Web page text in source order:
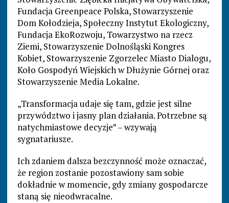
Fundacja Greenpeace Polska, Stowarzyszenie
Dom Kołodzieja, Społeczny Instytut Ekologiczny,
Fundacja EkoRozwoju, Towarzystwo na rzecz
Ziemi, Stowarzyszenie Dolnośląski Kongres
Kobiet, Stowarzyszenie Zgorzelec Miasto Dialogu,
Koło Gospodyń Wiejskich w Dłużynie Górnej oraz
Stowarzyszenie Media Lokalne.
„Transformacja udaje się tam, gdzie jest silne
przywództwo i jasny plan działania. Potrzebne są
natychmiastowe decyzje” – wzywają
sygnatariusze.
Ich zdaniem dalsza bezczynność może oznaczać,
że region zostanie pozostawiony sam sobie
dokładnie w momencie, gdy zmiany gospodarcze
staną się nieodwracalne.